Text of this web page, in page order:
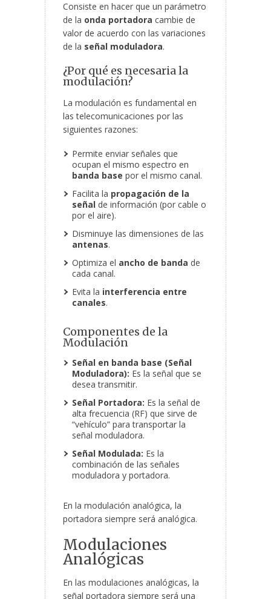
Consiste en hacer que un parámetro
de la onda portadora cambie de
valor de acuerdo con las variaciones
de la señal moduladora.
¿Por qué es necesaria la
modulación?
La modulación es fundamental en
las telecomunicaciones por las
siguientes razones:
Permite enviar señales que
ocupan el mismo espectro en
banda base por el mismo canal.
Facilita la propagación de la
señal de información (por cable o
por el aire).
Disminuye las dimensiones de las
antenas.
Optimiza el ancho de banda de
cada canal.
Evita la interferencia entre
canales.
Componentes de la
Modulación
Señal en banda base (Señal
Moduladora): Es la señal que se
desea transmitir.
Señal Portadora: Es la señal de
alta frecuencia (RF) que sirve de
“vehículo” para transportar la
señal moduladora.
Señal Modulada: Es la
combinación de las señales
moduladora y portadora.
En la modulación analógica, la
portadora siempre será analógica.
Modulaciones
Analógicas
En las modulaciones analógicas, la
señal portadora siempre será una